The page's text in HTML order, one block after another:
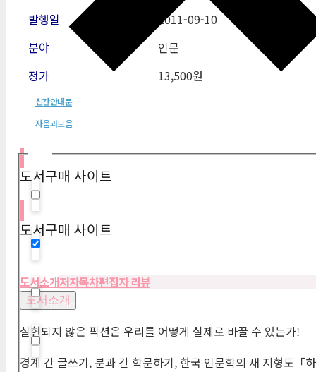
Hidden label
발행일
2011-09-10
분야
인문
정가
13,500원
신간안내문
자음과모음
도서구매 사이트
도서구매 사이트
도서소개저자목차편집자 리뷰
도서소개
실현되지 않은 픽션은 우리를 어떻게 실제로 바꿀 수 있는가!
경계 간 글쓰기, 분과 간 학문하기, 한국 인문학의 새 지형도「